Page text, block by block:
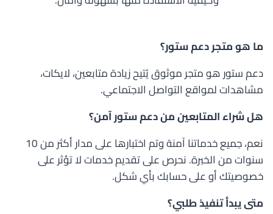
ما هو متجر دعم ستور؟
دعم ستور هو متجر موثوق يُتيح زيادة متابعين، لايكات،
مشاهدات لمواقع التواصل الاجتماعي.
هل شراء المتابعين من دعم ستور آمن؟
نعم، جميع خدماتنا آمنة وتم اختبارها على مدار أكثر من 10
سنوات من الخبرة. نحرص على تقديم خدمات لا تؤثر على
خصوصيتك أو على حسابك بأي شكل.
متى يبدأ تنفيذ طلبي؟